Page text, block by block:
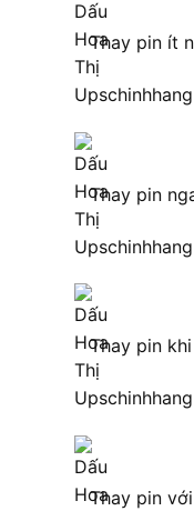
Thay pin ít
Thay pin
Thay pin
Thay pin